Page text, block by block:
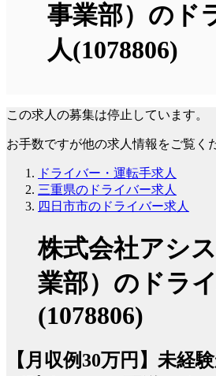
事業部）のド
人(1078806)
この求人の募集は停止しています。
お手数ですが他の求人情報をご覧く
ドライバー・運転手求人
三重県のドライバー求人
四日市市のドライバー求人
株式会社アシ
業部）のドラ
(1078806)
【月収例30万円】未経